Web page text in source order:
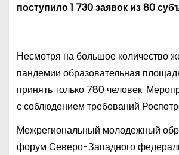
поступило 1 730 заявок из 80
Несмотря на большое количество
пандемии образовательная
принять только 780 человек.
с соблюдением требований
Межрегиональный молодежный
форум Северо-Западного